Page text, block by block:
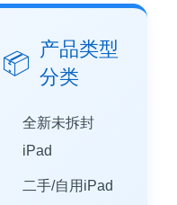
📦 产品类型
分类
全新未拆封
iPad
二手/自用iPad